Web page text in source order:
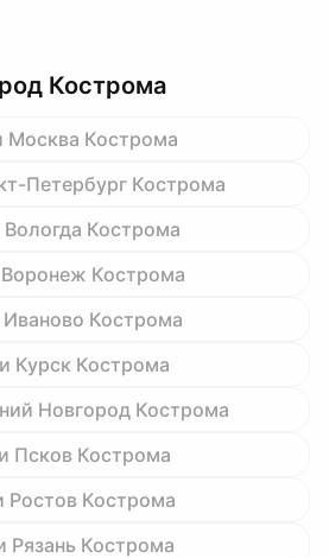
Кострома
Москва Кострома
Петербург Кострома
Вологда Кострома
Воронеж Кострома
Иваново Кострома
Курск Кострома
Новгород Кострома
Псков Кострома
Ростов Кострома
Рязань Кострома